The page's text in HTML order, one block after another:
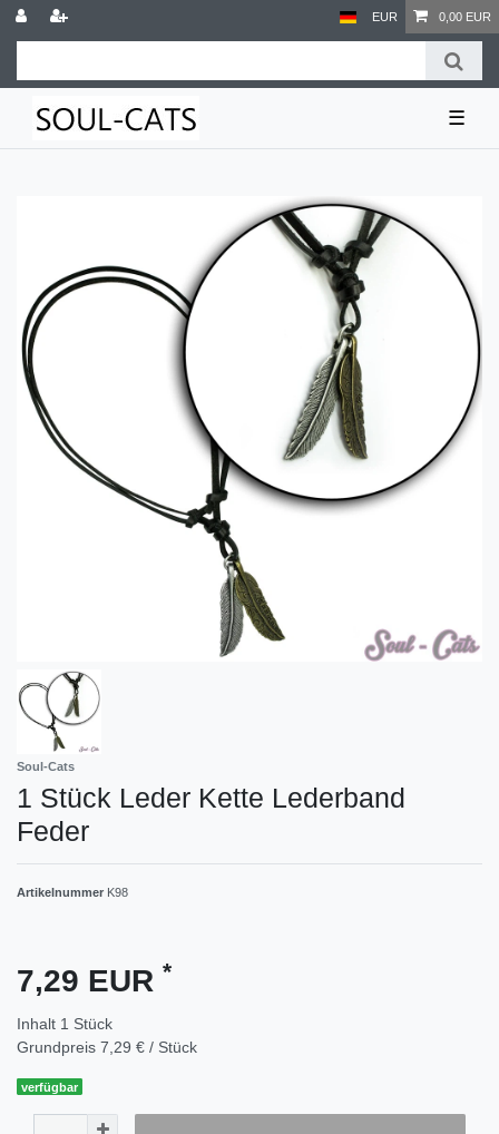
EUR 0,00 EUR
☰
Soul-Cats
1 Stück Leder Kette Lederband
Feder
Artikelnummer K98
7,29 EUR *
Inhalt 1 Stück
Grundpreis 7,29 € / Stück
verfügbar